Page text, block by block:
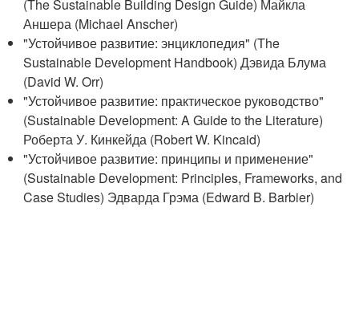
(The Sustainable Building Design Guide) Майкла
Аншера (Michael Anscher)
"Устойчивое развитие: энциклопедия" (The
Sustainable Development Handbook) Дэвида Блума
(David W. Orr)
"Устойчивое развитие: практическое руководство"
(Sustainable Development: A Guide to the Literature)
Роберта У. Кинкейда (Robert W. Kincaid)
"Устойчивое развитие: принципы и применение"
(Sustainable Development: Principles, Frameworks, and
Case Studies) Эдварда Грэма (Edward B. Barbier)